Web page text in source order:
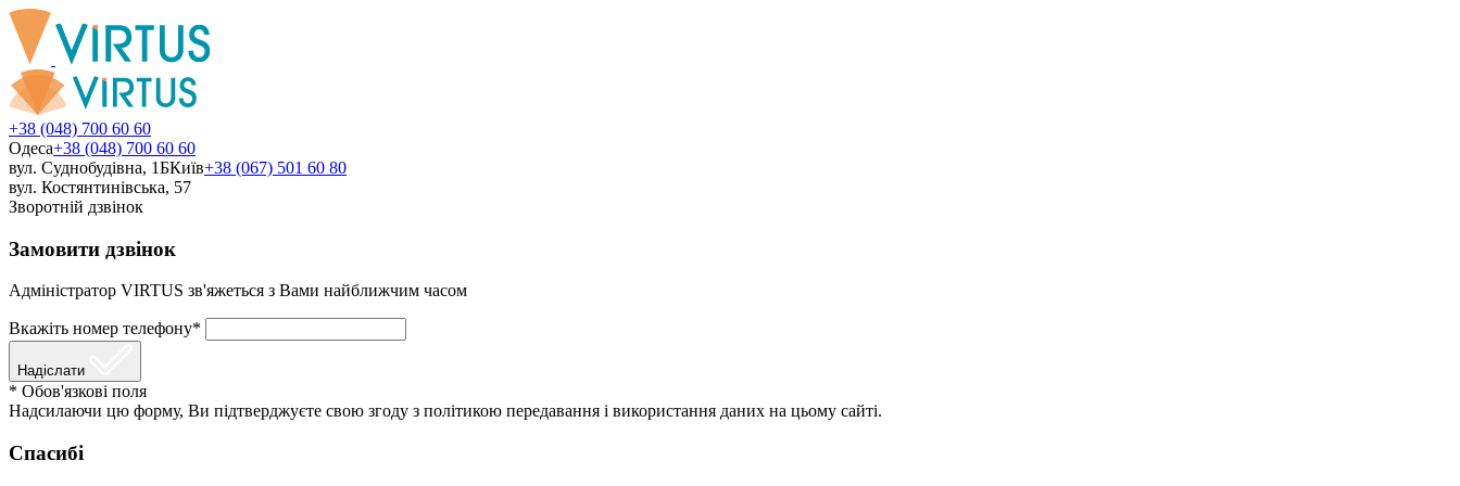
+38 (048) 700 60 60
Одеса+38 (048) 700 60 60
вул. Суднобудівна, 1БКиїв+38 (067) 501 60 80
вул. Костянтинівська, 57
Зворотній дзвінок
Замовити дзвінок
Адміністратор VIRTUS зв'яжеться з Вами найближчим часом
Вкажіть номер телефону*
Надіслати
* Обов'язкові поля
Надсилаючи цю форму, Ви підтверджуєте свою згоду з політикою передавання і використання даних на цьому сайті.
Спасибі